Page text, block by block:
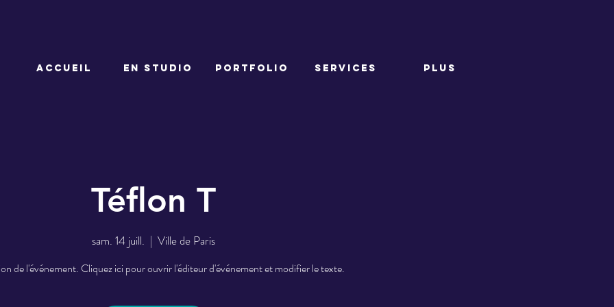
ACCUEIL EN STUDIO PORTFOLIO SERVICES PLUS
Téflon T
sam. 14 juill.
  |
Ville de Paris
de l'événement. Cliquez ici pour ouvrir l'éditeur d'événement et modifier le texte.